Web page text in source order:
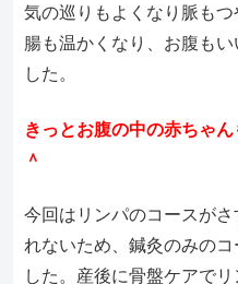
気の巡りもよくなり脈も
腸も温かくなり、お腹も
した。
きっとお腹の中の赤ちゃ
＾
今回はリンパのコースが
れないため、鍼灸のみの
した。産後に骨盤ケアで